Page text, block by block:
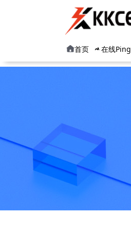
首页 在线Ping